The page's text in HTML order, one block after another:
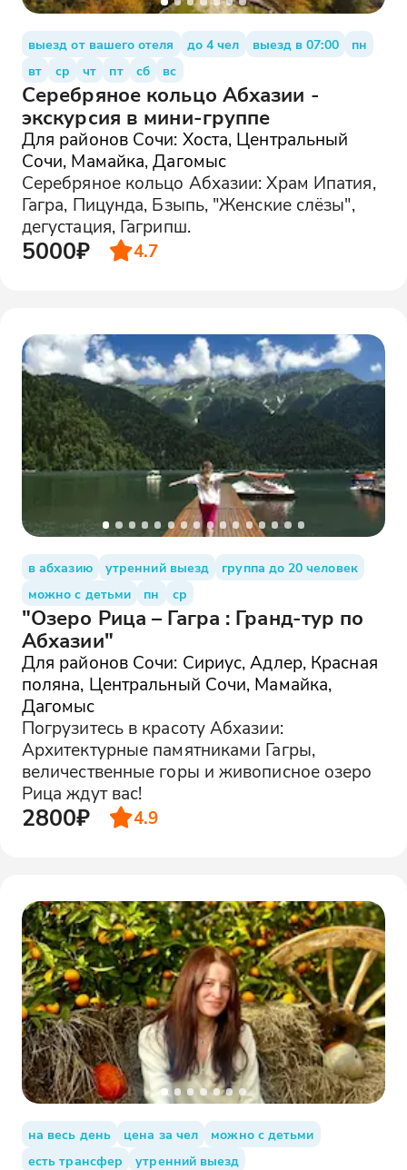
выезд от вашего отеля до 4 чел выезд в 07:00
пн
вт
ср чт пт сб вс
Серебряное кольцо Абхазии -
экскурсия в мини-группе
Для районов Сочи: Хоста, Центральный
Сочи, Мамайка, Дагомыс
Серебряное кольцо Абхазии: Храм Ипатия,
Гагра, Пицунда, Бзыпь, "Женские слёзы",
дегустация, Гагрипш.
5000₽ 4.7
в абхазию утренний выезд
группа до 20 человек
можно с детьми
пн ср
"Озеро Рица – Гагра : Гранд-тур по
Абхазии"
Для районов Сочи: Сириус, Адлер, Красная
поляна, Центральный Сочи, Мамайка,
Дагомыс
Погрузитесь в красоту Абхазии:
Архитектурные памятниками Гагры,
величественные горы и живописное озеро
Рица ждут вас!
2800₽ 4.9
на весь день цена за чел
можно с детьми
есть трансфер
утренний выезд